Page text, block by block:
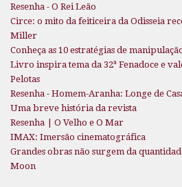
Resenha - O Rei Leão
Circe: o mito da feiticeira da Odisseia
Miller
Conheça as 10 estratégias de
Livro inspira tema da 32ª Fenadoce e
Pelotas
Resenha - Homem-Aranha: Longe de
Uma breve história da revista
Resenha | O Velho e O Mar
IMAX: Imersão cinematográfica
Grandes obras não surgem da
Moon